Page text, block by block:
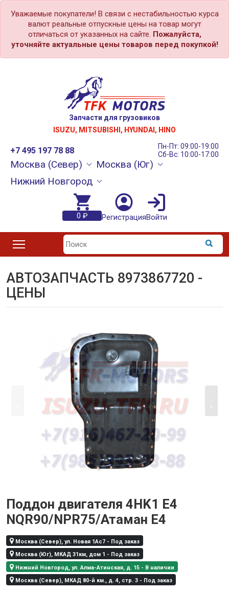
Уважаемые покупатели! В связи с нестабильностью курса
валют реальные отпускные цены на товар могут
отличаться от указанных на сайте. Пожалуйста,
уточняйте актуальные цены товаров перед покупкой!
Запчасти для грузовиков
ISUZU, MITSUBISHI, HYUNDAI, HINO
+7 495 197 78 88
Пн-Пт: 09:00-19:00
Сб-Вс: 10:00-17:00
Москва (Север)
Москва (Юг)
Нижний Новгород
0 ₽ РегистрацияВойти
АВТОЗАПЧАСТЬ 8973867720 -
ЦЕНЫ
Поддон двигателя 4HK1 Е4
NQR90/NPR75/Атаман Е4
Москва (Север), ул. Новая 1Ас7 - Под заказ
Москва (Юг), МКАД 31км, дом 1 - Под заказ
Нижний Новгород, ул. Алма-Атинская, д. 15 - В наличии
Москва (Север), МКАД 80-й км., д. 4, стр. 3 - Под заказ